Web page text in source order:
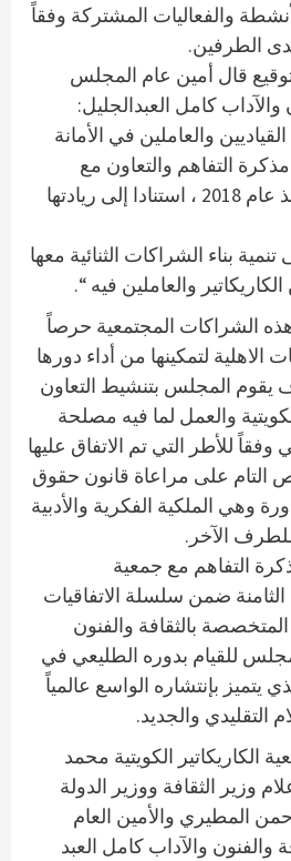
والفعاليات المشتركة وفقاً
الطرفين.
قال أمين عام المجلس
والآداب كامل العبدالجليل:
والعاملين في الأمانة
التفاهم والتعاون مع
جمعية أهلية مشهرة منذ عام 2018 ، استنادا إلى ريادتها
بناء الشراكات الثنائية معها
والعاملين فيه “.
هذه الشراكات المجتمعية حرصاً
الاهلية لتمكينها من أداء دورها
يقوم المجلس بتنشيط التعاون
والعمل لما فيه مصلحة
للأطر التي تم الاتفاق عليها
التام على مراعاة قانون حقوق
وهي الملكية الفكرية والأدبية
الآخر.
التفاهم مع جمعية
الثامنة ضمن سلسلة الاتفاقيات
بالثقافة والفنون
للقيام بدوره الطليعي في
يتميز بإنتشاره الواسع عالمياً
التقليدي والجديد.
الكويتية محمد
وزير الثقافة ووزير الدولة
المطيري والأمين العام
والآداب كامل العبد